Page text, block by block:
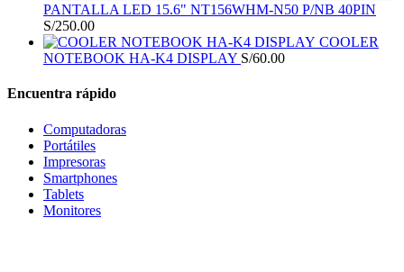
PANTALLA LED 15.6" NT156WHM-N50 P/NB 40PIN
S/250.00
COOLER
NOTEBOOK HA-K4 DISPLAY S/60.00
Encuentra rápido
Computadoras
Portátiles
Impresoras
Smartphones
Tablets
Monitores